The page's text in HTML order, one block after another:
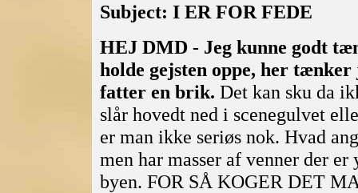
Subject: I ER FOR FEDE
HEJ DMD - Jeg kunne godt
holde gejsten oppe, her
fatter en brik. Det kan sku da
slår hovedt ned i scenegulvet
er man ikke seriøs nok. Hvad
men har masser af venner der
byen. FOR SÅ KOGER DET